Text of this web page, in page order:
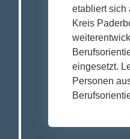
etabliert sich
Kreis
eingesetzt.
Personen